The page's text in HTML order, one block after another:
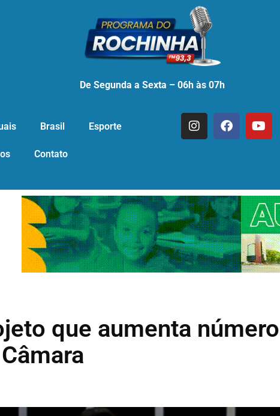
De Segunda a Sexta – 06h às 07h
Brasil Esporte
Contato
que aumenta número